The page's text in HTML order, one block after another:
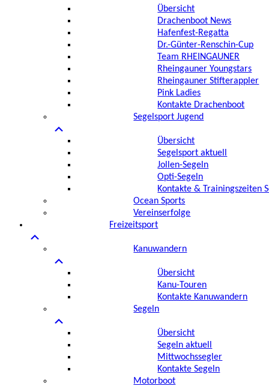
Übersicht
Drachenboot News
Hafenfest-Regatta
Dr.-Günter-Renschin-Cup
Team RHEINGAUNER
Rheingauner Youngstars
Rheingauner Stifterappler
Pink Ladies
Kontakte Drachenboot
Segelsport Jugend
Übersicht
Segelsport aktuell
Jollen-Segeln
Opti-Segeln
Kontakte & Trainingszeiten
Ocean Sports
Vereinserfolge
Freizeitsport
Kanuwandern
Übersicht
Kanu-Touren
Kontakte Kanuwandern
Segeln
Übersicht
Segeln aktuell
Mittwochssegler
Kontakte Segeln
Motorboot